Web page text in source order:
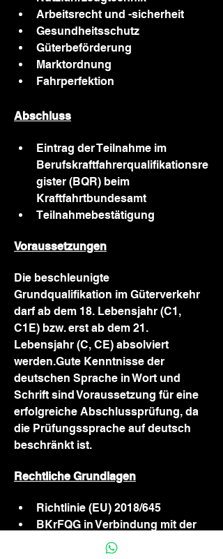
Arbeitsrecht und -sicherheit
Gesundheitsschutz
Güterbeförderung
Marktordnung
Fahrperfektion
Abschluss
Eintrag der Teilnahme im
Berufskraftfahrerqualifikationsre
gister (BQR) beim
Kraftfahrtbundesamt
Teilnahmebestätigung
Voraussetzungen
Die beschleunigte
Grundqualifikation im Güterverkehr
darf ab dem 18. Lebensjahr (C1,
C1E) bzw. erst ab dem 21.
Lebensjahr (C, CE) absolviert
werden.Gute Kenntnisse der
deutschen Sprache in Wort und
Schrift sind Voraussetzung für eine
erfolgreiche Abschlussprüfung, da
die Prüfungssprache auf deutsch
beschränkt ist.
Rechtliche Grundlagen
Richtlinie (EU) 2018/645
BKrFQG in Verbindung mit der